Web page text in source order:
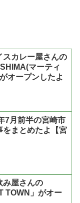
スカレー屋さんの
マーティ
オープンしたよ
7月前半の宮崎市
をまとめたよ【宮
み屋さんの
TOWN」がオー